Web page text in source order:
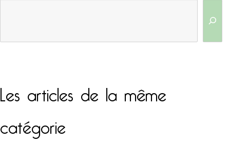
Les articles de la même
catégorie